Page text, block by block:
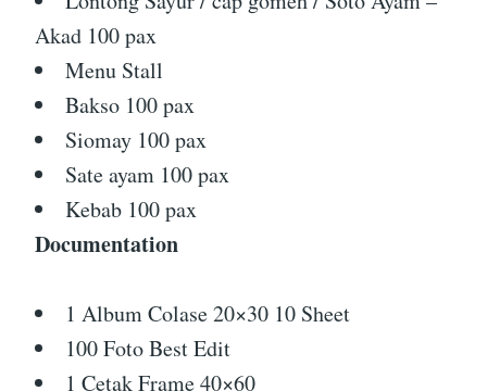
Akad 100 pax
Menu Stall
Bakso 100 pax
Siomay 100 pax
Sate ayam 100 pax
Kebab 100 pax
Documentation
1 Album Colase 20×30 10 Sheet
100 Foto Best Edit
1 Cetak Frame 40×60